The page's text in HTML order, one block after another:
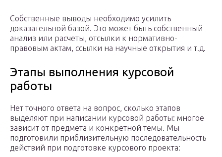
Собственные выводы необходимо усилить
доказательной базой. Это может быть собственный
анализ или расчеты, отсылки к нормативно-
правовым актам, ссылки на научные открытия и т.д.
Этапы выполнения курсовой
работы
Нет точного ответа на вопрос, сколько этапов
выделяют при написании курсовой работы: многое
зависит от предмета и конкретной темы. Мы
подготовили приблизительную последовательность
действий при подготовке курсового проекта: